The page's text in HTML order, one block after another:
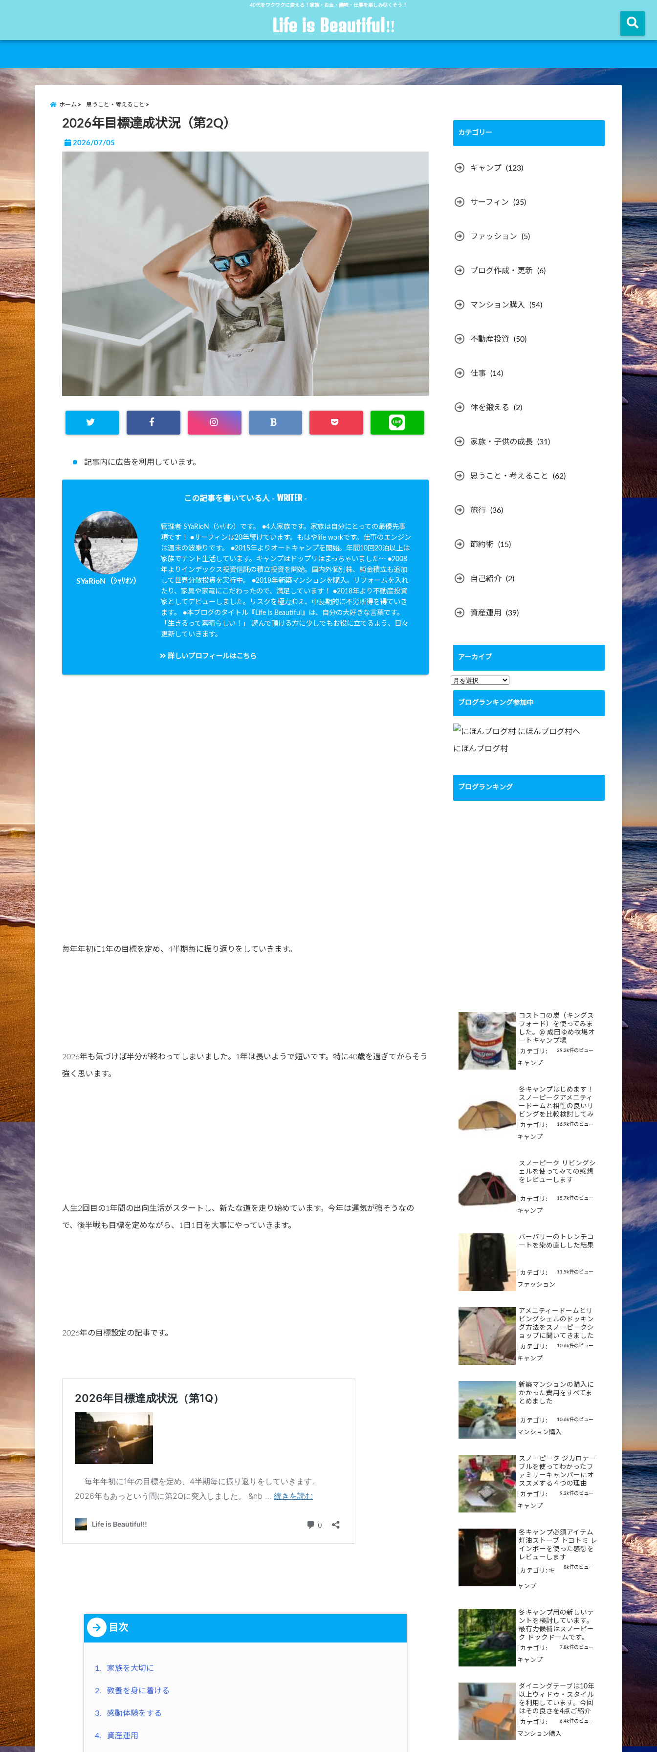
40代をワクワクに変える！家族・お金・趣味・仕事を楽しみ尽くそう！
Life is Beautiful‼︎
ホーム 思うこと・考えること
2026年目標達成状況（第2Q）
2026/07/05
記事内に広告を利用しています。
この記事を書いている人 - WRITER -
SYaRioN（ｼｬﾘｵﾝ）
管理者 SYaRioN（ｼｬﾘｵﾝ）です。 ●4人家族です。家族は自分にとっての最優先事
項です！ ●サーフィンは20年続けています。もはやlife workです。仕事のエンジン
は週末の波乗りです。 ●2015年よりオートキャンプを開始。年間10回20泊以上は
家族でテント生活しています。キャンプはドップリはまっちゃいました〜 ●2008
年よりインデックス投資信託の積立投資を開始。国内外個別株、純金積立も追加
して世界分散投資を実行中。 ●2018年新築マンションを購入。リフォームを入れ
たり、家具や家電にこだわったので、満足しています！ ●2018年より不動産投資
家としてデビューしました。リスクを極力抑え、中長期的に不労所得を得ていき
ます。 ●本ブログのタイトル『Life is Beautiful』は、自分の大好きな言葉です。
「生きるって素晴らしい！」 読んで頂ける方に少しでもお役に立てるよう、日々
更新していきます。
詳しいプロフィールはこちら
毎年年初に1年の目標を定め、4半期毎に振り返りをしていきます。
2026年も気づけば半分が終わってしまいました。1年は長いようで短いです。特に40歳を過ぎてからそう
強く思います。
人生2回目の1年間の出向生活がスタートし、新たな道を走り始めています。今年は運気が強そうなの
で、後半戦も目標を定めながら、1日1日を大事にやっていきます。
2026年の目標設定の記事です。
目次
1. 家族を大切に
2. 教養を身に着ける
3. 感動体験をする
4. 資産運用
カテゴリー
キャンプ (123)
サーフィン (35)
ファッション (5)
ブログ作成・更新 (6)
マンション購入 (54)
不動産投資 (50)
仕事 (14)
体を鍛える (2)
家族・子供の成長 (31)
思うこと・考えること (62)
旅行 (36)
節約術 (15)
自己紹介 (2)
資産運用 (39)
アーカイブ
ア
ー
イ
ブ
ブログランキング参加中
にほんブログ村
ブログランキング
コストコの炭（キングス
フォード）を使ってみま
した。@ 成田ゆめ牧場オ
ートキャンプ場
29.2k件のビュー
カテゴリ:
キャンプ
冬キャンプはじめます！
スノーピークアメニティ
ードームと相性の良いリ
ビングを比較検討してみ
ます
16.9k件のビュー
カテゴリ:
キャンプ
スノーピーク リビングシ
ェルを使ってみての感想
をレビューします
15.7k件のビュー
カテゴリ:
キャンプ
バーバリーのトレンチコ
ートを染め直しした結果
11.5k件のビュー
カテゴリ:
ファッション
アメニティードームとリ
ビングシェルのドッキン
グ方法をスノーピークシ
ョップに聞いてきました
10.6k件のビュー
カテゴリ:
キャンプ
新築マンションの購入に
かかった費用をすべてま
とめました
10.6k件のビュー
カテゴリ:
マンション購入
スノーピーク ジカロテー
ブルを使ってわかったフ
ァミリーキャンパーにオ
ススメする４つの理由
9.3k件のビュー
カテゴリ:
キャンプ
冬キャンプ必須アイテム
灯油ストーブ トヨトミ レ
インボーを使った感想を
レビューします
8k件のビュー
カテゴリ: キ
ャンプ
冬キャンプ用の新しいテ
ントを検討しています。
最有力候補はスノーピー
ク ドックドームです。
7.8k件のビュー
カテゴリ:
キャンプ
ダイニングテーブは10年
以上ウィドゥ・スタイル
を利用しています。今回
はその良さを4点ご紹介
します
6.4k件のビュー
カテゴリ:
マンション購入